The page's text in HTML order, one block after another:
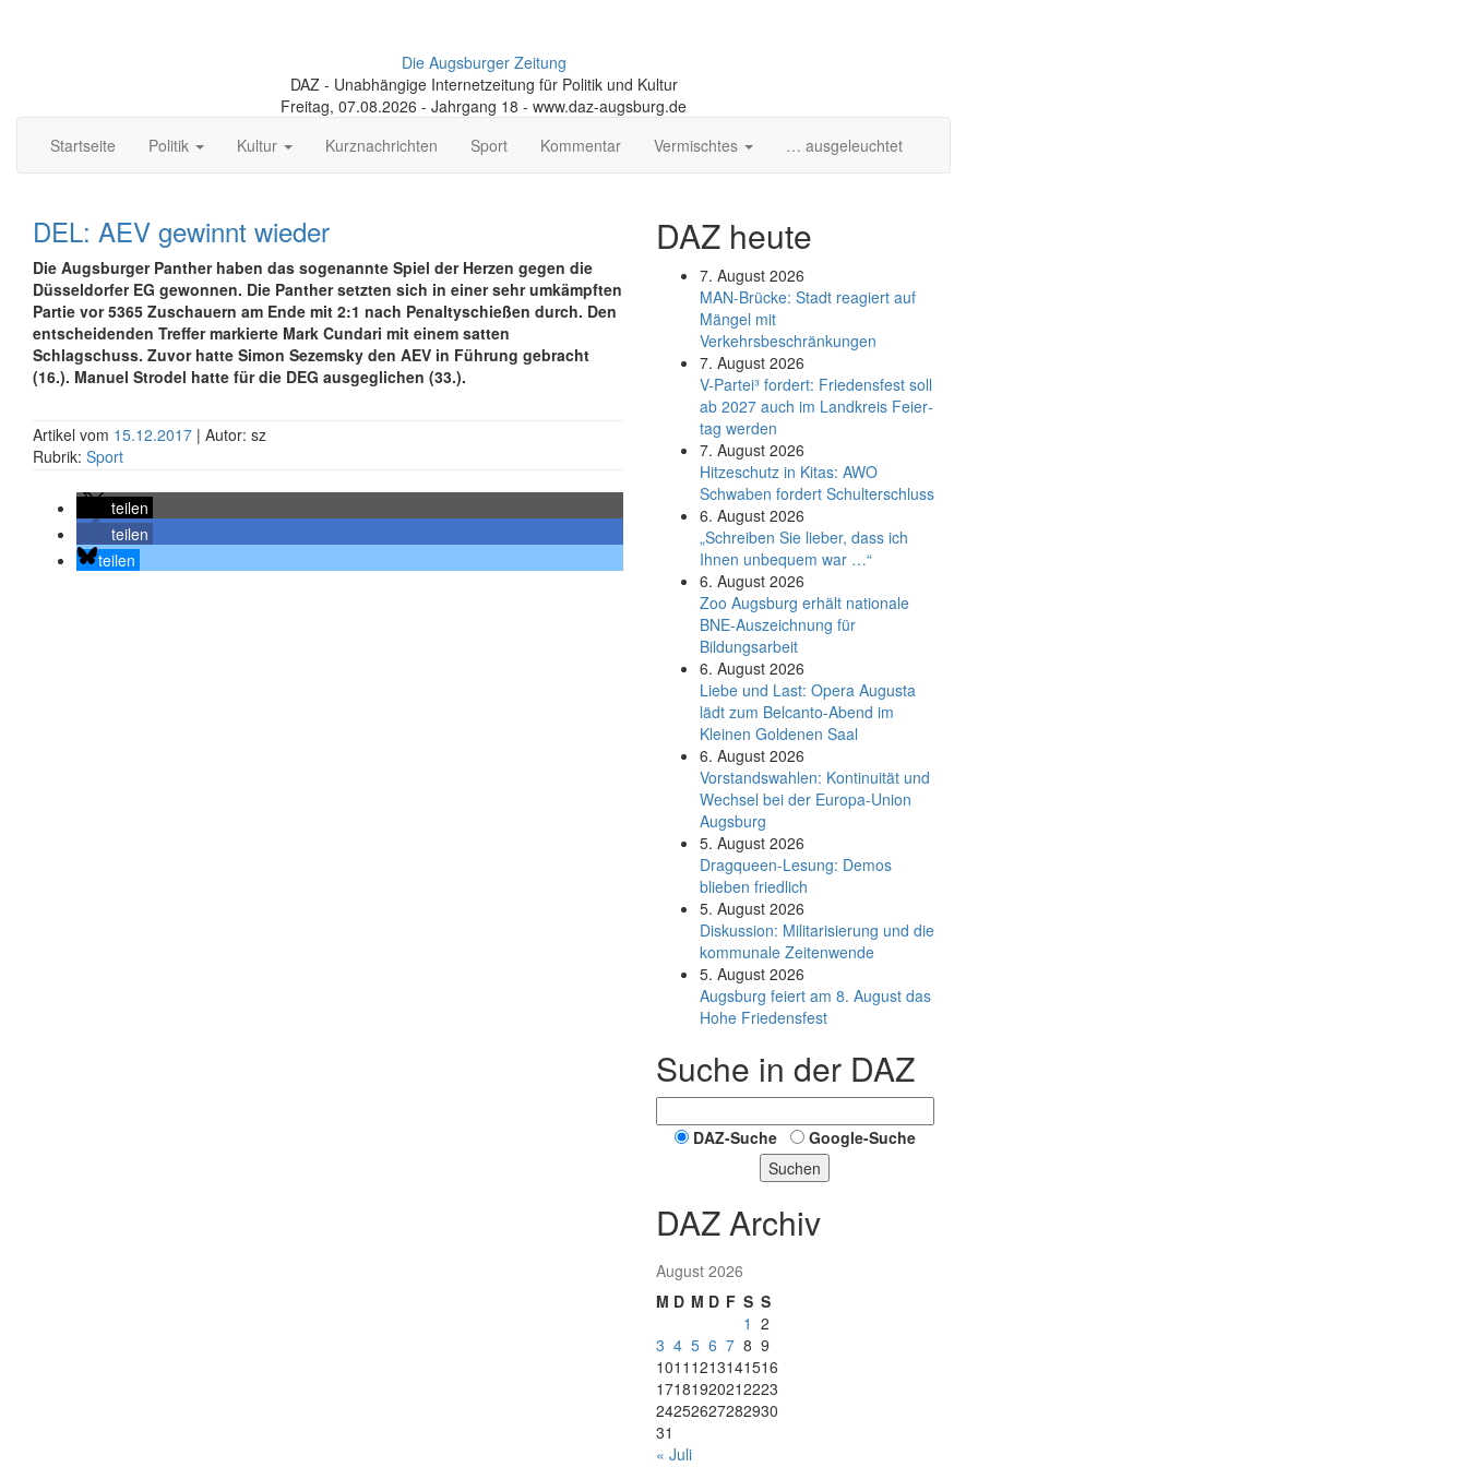
Die Augsburger Zeitung
DAZ - Unabhängige Internetzeitung für Politik und Kultur
Freitag, 07.08.2026 - Jahrgang 18 - www.daz-augsburg.de
Startseite
Politik Kultur Kurznachrichten Sport Kommentar Vermischtes … ausgeleuchtet
DEL: AEV gewinnt wieder
Die Augsburger Panther haben das sogenannte Spiel der Herzen gegen die
Düsseldorfer EG gewonnen. Die Panther setzten sich in einer sehr umkämpften
Partie vor 5365 Zuschauern am Ende mit 2:1 nach Penaltyschießen durch. Den
entscheidenden Treffer markierte Mark Cundari mit einem satten
Schlagschuss. Zuvor hatte Simon Sezemsky den AEV in Führung gebracht
(16.). Manuel Strodel hatte für die DEG ausgeglichen (33.).
Artikel vom 15.12.2017 | Autor: sz
Rubrik: Sport
teilen
teilen
teilen
DAZ heute
7. August 2026
MAN-Brücke: Stadt reagiert auf
Mängel mit
Verkehrsbeschränkungen
7. August 2026
V-Partei­³ fordert: Friedens­fest soll
ab 2027 auch im Land­kreis Feier­
tag werden
7. August 2026
Hitzeschutz in Kitas: AWO
Schwaben fordert Schulterschluss
6. August 2026
„Schreiben Sie lieber, dass ich
Ihnen unbequem war …“
6. August 2026
Zoo Augsburg erhält nationale
BNE-Auszeichnung für
Bildungsarbeit
6. August 2026
Liebe und Last: Opera Augusta
lädt zum Belcanto-Abend im
Kleinen Goldenen Saal
6. August 2026
Vorstandswahlen: Kontinuität und
Wechsel bei der Europa-Union
Augsburg
5. August 2026
Dragqueen-Lesung: Demos
blieben friedlich
5. August 2026
Diskussion: Mi­li­ta­ri­sie­rung und die
kommunale Zeitenwende
5. August 2026
Augsburg feiert am 8. August das
Hohe Friedensfest
Suche in der DAZ
DAZ-Suche
Google-Suche
Suchen
DAZ Archiv
August 2026
M D M D F S S
1 2
3 4 5 6 7 8 9
1011 1213141516
17181920212223
24252627282930
31
« Juli